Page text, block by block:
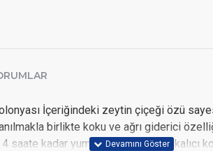
İçeriğindeki zeytin çiçeği özü
birlikte koku ve ağrı giderici
kadar yumuşaklık sağlar ve kalıcı